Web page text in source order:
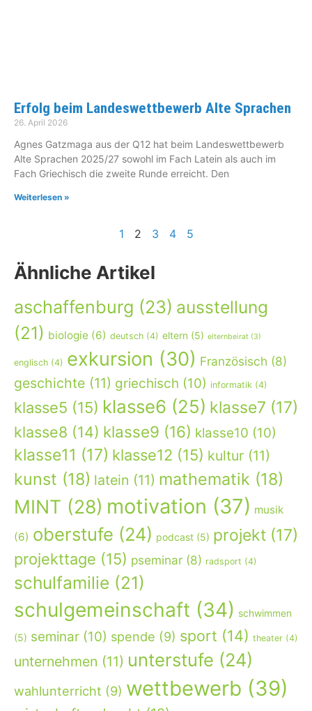
Erfolg beim Landeswettbewerb Alte Sprachen
26. April 2026
Agnes Gatzmaga aus der Q12 hat beim Landeswettbewerb
Alte Sprachen 2025/27 sowohl im Fach Latein als auch im
Fach Griechisch die zweite Runde erreicht. Den
Weiterlesen »
1 2 3 4 5
Ähnliche Artikel
aschaffenburg (23) ausstellung
(21) biologie (6) deutsch (4) eltern (5) elternbeirat (3)
englisch (4) exkursion (30) Französisch (8)
geschichte (11) griechisch (10) informatik (4)
klasse5 (15) klasse6 (25) klasse7 (17)
klasse8 (14) klasse9 (16) klasse10 (10)
klasse11 (17) klasse12 (15) kultur (11)
kunst (18) latein (11) mathematik (18)
MINT (28) motivation (37) musik
(6) oberstufe (24) podcast (5) projekt (17)
projekttage (15) pseminar (8) radsport (4)
schulfamilie (21)
schulgemeinschaft (34) schwimmen
(5) seminar (10) spende (9) sport (14) theater (4)
unternehmen (11) unterstufe (24)
wahlunterricht (9) wettbewerb (39)